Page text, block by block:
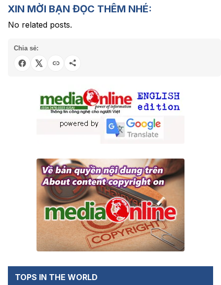
XIN MỜI BẠN ĐỌC THÊM NHÉ:
No related posts.
Chia sẻ:
TOPS IN THE WORLD